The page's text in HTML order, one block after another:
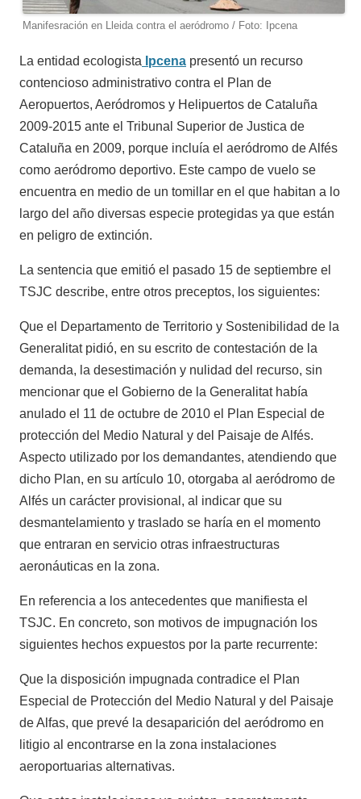
Manifesración en Lleida contra el aeródromo / Foto: Ipcena
La entidad ecologista Ipcena presentó un recurso
contencioso administrativo contra el Plan de
Aeropuertos, Aeródromos y Helipuertos de Cataluña
2009-2015 ante el Tribunal Superior de Justica de
Cataluña en 2009, porque incluía el aeródromo de Alfés
como aeródromo deportivo. Este campo de vuelo se
encuentra en medio de un tomillar en el que habitan a lo
largo del año diversas especie protegidas ya que están
en peligro de extinción.
La sentencia que emitió el pasado 15 de septiembre el
TSJC describe, entre otros preceptos, los siguientes:
Que el Departamento de Territorio y Sostenibilidad de la
Generalitat pidió, en su escrito de contestación de la
demanda, la desestimación y nulidad del recurso, sin
mencionar que el Gobierno de la Generalitat había
anulado el 11 de octubre de 2010 el Plan Especial de
protección del Medio Natural y del Paisaje de Alfés.
Aspecto utilizado por los demandantes, atendiendo que
dicho Plan, en su artículo 10, otorgaba al aeródromo de
Alfés un carácter provisional, al indicar que su
desmantelamiento y traslado se haría en el momento
que entraran en servicio otras infraestructuras
aeronáuticas en la zona.
En referencia a los antecedentes que manifiesta el
TSJC. En concreto, son motivos de impugnación los
siguientes hechos expuestos por la parte recurrente:
Que la disposición impugnada contradice el Plan
Especial de Protección del Medio Natural y del Paisaje
de Alfas, que prevé la desaparición del aeródromo en
litigio al encontrarse en la zona instalaciones
aeroportuarias alternativas.